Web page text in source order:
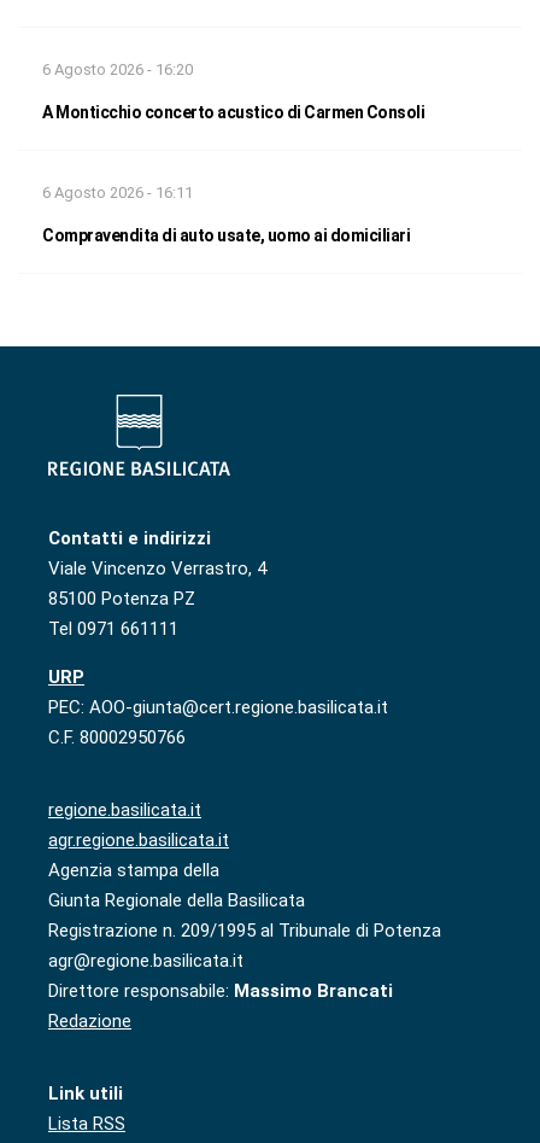
6 Agosto 2026 - 16:20
A Monticchio concerto acustico di Carmen Consoli
6 Agosto 2026 - 16:11
Compravendita di auto usate, uomo ai domiciliari
Contatti e indirizzi
Viale Vincenzo Verrastro, 4
85100 Potenza PZ
Tel 0971 661111
URP
PEC: AOO-giunta@cert.regione.basilicata.it
C.F. 80002950766
regione.basilicata.it
agr.regione.basilicata.it
Agenzia stampa della
Giunta Regionale della Basilicata
Registrazione n. 209/1995 al Tribunale di Potenza
agr@regione.basilicata.it
Direttore responsabile: Massimo Brancati
Redazione
Link utili
Lista RSS